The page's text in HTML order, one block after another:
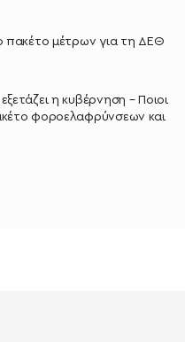
πακέτο μέτρων για τη ΔΕΘ
η κυβέρνηση – Ποιοι
φοροελαφρύνσεων και